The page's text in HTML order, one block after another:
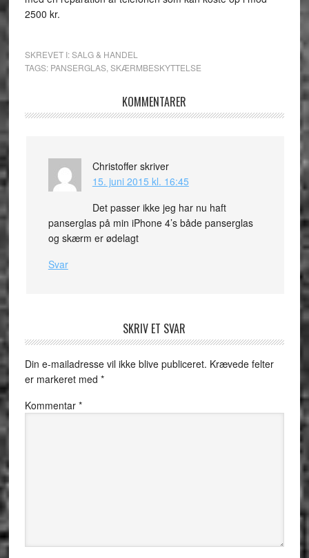
2500 kr.
SKREVET I:SALG & HANDEL
TAGS: PANSERGLAS, SKÆRMBESKYTTELSE
KOMMENTARER
Christoffer skriver
15. juni 2015 kl. 16:45
Det passer ikke jeg har nu haft
panserglas på min iPhone 4’s både panserglas
og skærm er ødelagt
Svar
SKRIV ET SVAR
Din e-mailadresse vil ikke blive publiceret. Krævede felter
er markeret med *
Kommentar *